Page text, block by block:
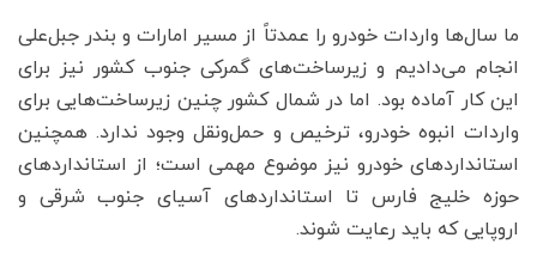
ما سال‌ها واردات خودرو را عمدتاً از مسیر امارات و بندر جبل‌علی
انجام می‌دادیم و زیرساخت‌های گمرکی جنوب کشور نیز برای
این کار آماده بود. اما در شمال کشور چنین زیرساخت‌هایی برای
واردات انبوه خودرو، ترخیص و حمل‌ونقل وجود ندارد. همچنین
استانداردهای خودرو نیز موضوع مهمی است؛ از استانداردهای
حوزه خلیج فارس تا استانداردهای آسیای جنوب شرقی و
اروپایی که باید رعایت شوند.